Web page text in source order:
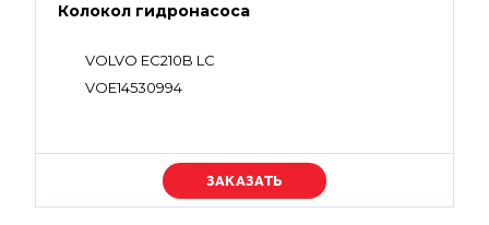
Колокол гидронасоса
VOLVO EC210B LC
VOE14530994
Уточняйте цену